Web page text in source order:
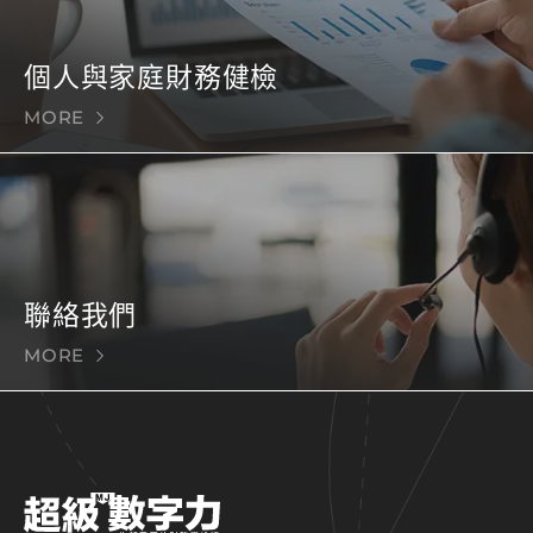
個人與家庭財務健檢
MORE
聯絡我們
MORE